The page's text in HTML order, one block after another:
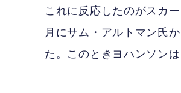
これに反応したのがスカ
月にサム・アルトマン氏
た。このときヨハンソン